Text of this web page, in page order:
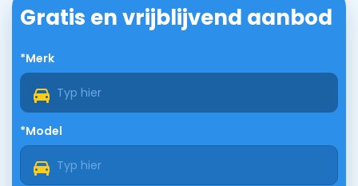
Gratis en vrijblijvend aanbod
*Merk
*Model